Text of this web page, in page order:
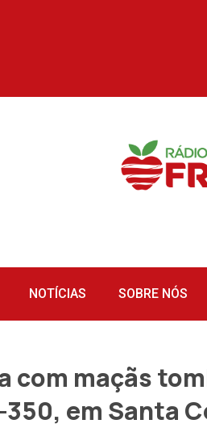
NOTÍCIAS SOBRE NÓS
com maçãs
em Santa